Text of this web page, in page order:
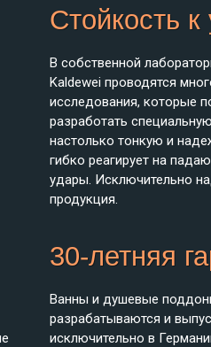
Стойкость
В собственной
Kaldewei проводятся
исследования, которые
разработать
настолько тонкую и
гибко реагирует на
удары. Исключительно
продукция.
30-летняя
Ванны и душевые
разрабатываются и
исключительно в